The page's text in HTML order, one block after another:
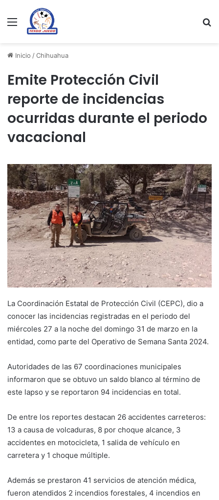
Menu
Inicio /Chihuahua
Emite Protección Civil
reporte de incidencias
ocurridas durante el periodo
vacacional
La Coordinación Estatal de Protección Civil (CEPC), dio a
conocer las incidencias registradas en el periodo del
miércoles 27 a la noche del domingo 31 de marzo en la
entidad, como parte del Operativo de Semana Santa 2024.
Autoridades de las 67 coordinaciones municipales
informaron que se obtuvo un saldo blanco al término de
este lapso y se reportaron 94 incidencias en total.
De entre los reportes destacan 26 accidentes carreteros:
13 a causa de volcaduras, 8 por choque alcance, 3
accidentes en motocicleta, 1 salida de vehículo en
carretera y 1 choque múltiple.
Además se prestaron 41 servicios de atención médica,
fueron atendidos 2 incendios forestales, 4 incendios en